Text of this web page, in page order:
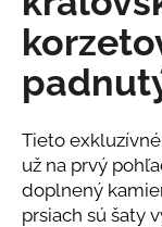
z
5
hviezdičiek.
Tieto
už na prvý
doplnený
prsiach sú šaty
a
m
e
BÉŽOVÝ
NOHAVICOVÝ
KOMPLET
€69